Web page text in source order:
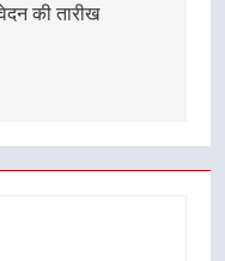
की तारीख